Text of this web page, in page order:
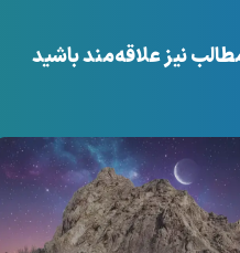
نیز علاقه‌مند باشید